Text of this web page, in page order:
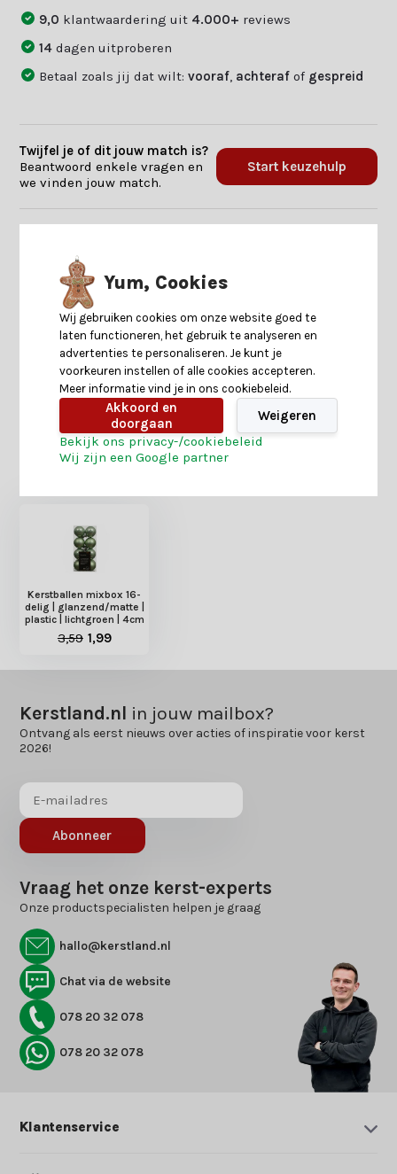
9,0 klantwaardering uit 4.000+ reviews
14dagen uitproberen
Betaal zoals jij dat wilt:vooraf achteraf of gespreid
Twijfel je of dit jouw match is?
Beantwoord enkele vragen en
we vinden jouw match.
Start keuzehulp
Specificaties
Reviews
Heb je nog interesse in deze recent bekeken
Kerstballen mixbox 16-
delig | glanzend/matte |
plastic | lichtgroen | 4cm
3,59 1,99
Kerstland.nl in jouw mailbox?
Ontvang als eerst nieuws over acties of inspiratie voor kerst
2026!
Abonneer
Vraag het onze kerst-experts
Onze productspecialisten helpen je graag
hallo@kerstland.nl
Chat via de website
078 20 32 078
078 20 32 078
Klantenservice
Yum, Cookies
Wij gebruiken cookies om onze website goed te
laten functioneren, het gebruik te analyseren en
advertenties te personaliseren. Je kunt je
voorkeuren instellen of alle cookies accepteren.
Meer informatie vind je in ons cookiebeleid.
Akkoord en
doorgaan
Weigeren
Bekijk ons privacy-/cookiebeleid
Wij zijn een Google partner